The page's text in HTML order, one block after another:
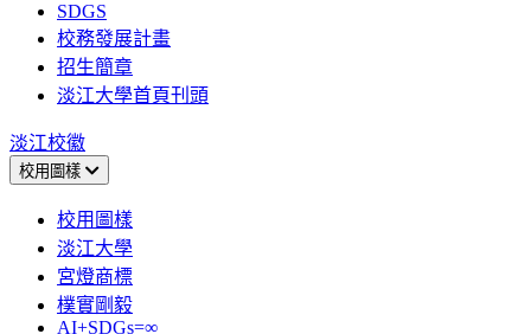
SDGS
校務發展計畫
招生簡章
淡江大學首頁刊頭
淡江校徽
校用圖樣
校用圖樣
淡江大學
宮燈商標
樸實剛毅
AI+SDGs=∞